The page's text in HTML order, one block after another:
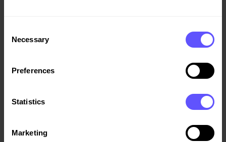
Selection
Necessary
Preferences
Statistics
Marketing